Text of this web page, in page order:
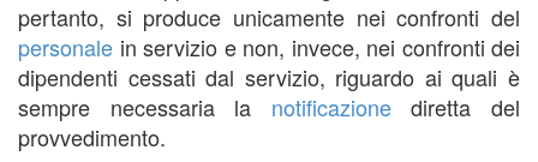
pertanto, si produce unicamente nei confronti del
personale in servizio e non, invece, nei confronti dei
dipendenti cessati dal servizio, riguardo ai quali è
sempre necessaria la notificazionediretta del
provvedimento.